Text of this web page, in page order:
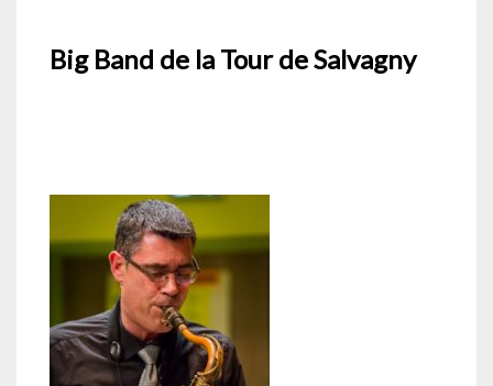
Big Band de la Tour de Salvagny